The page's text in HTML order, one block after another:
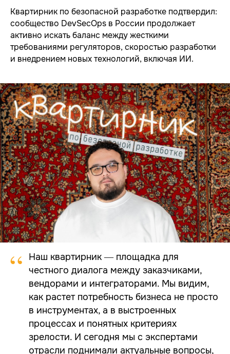
Квартирник по безопасной разработке подтвердил:
сообщество DevSecOps в России продолжает
активно искать баланс между жесткими
требованиями регуляторов, скоростью разработки
и внедрением новых технологий, включая ИИ.
“
Наш квартирник — площадка для
честного диалога между заказчиками,
вендорами и интеграторами. Мы видим,
как растет потребность бизнеса не просто
в инструментах, а в выстроенных
процессах и понятных критериях
зрелости. И сегодня мы с экспертами
отрасли поднимали актуальные вопросы,
ТЕЛЕФОН
cybersec@ussc.ru
620100, г. Екатеринбург
ул. Ткачей, дом 6
© 2026 ООО «УЦСБ». Все права защищены.
Политика конфиденциальности
FAQ ИБ
Вебинары
Партнеры
Контакты